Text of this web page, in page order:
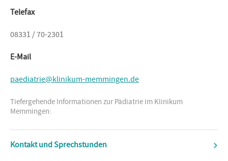
Telefax
08331 / 70-2301
E-Mail
paediatrie@klinikum-memmingen.de
Tiefergehende Informationen zur Pädiatrie im Klinikum
Memmingen:
Kontakt und Sprechstunden